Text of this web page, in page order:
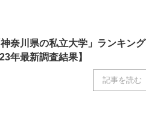
奈川県の私立大学」ランキング
年最新調査結果】
記事を読む